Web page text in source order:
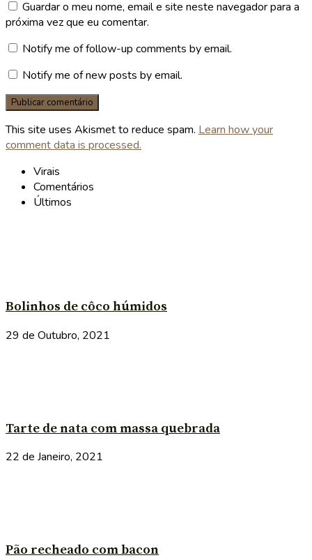
Guardar o meu nome, email e site neste navegador para a
próxima vez que eu comentar.
Notify me of follow-up comments by email.
Notify me of new posts by email.
This site uses Akismet to reduce spam. Learn how your
comment data is processed.
Virais
Comentários
Últimos
Bolinhos de côco húmidos
29 de Outubro, 2021
Tarte de nata com massa quebrada
22 de Janeiro, 2021
Pão recheado com bacon